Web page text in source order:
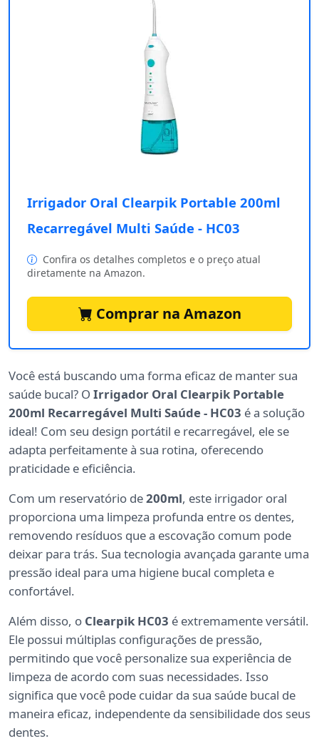
Irrigador Oral Clearpik Portable 200ml
Recarregável Multi Saúde - HC03
Confira os detalhes completos e o preço atual
diretamente na Amazon.
Comprar na Amazon
Você está buscando uma forma eficaz de manter sua
saúde bucal? O Irrigador Oral Clearpik Portable
200ml Recarregável Multi Saúde - HC03 é a solução
ideal! Com seu design portátil e recarregável, ele se
adapta perfeitamente à sua rotina, oferecendo
praticidade e eficiência.
Com um reservatório de200ml, este irrigador oral
proporciona uma limpeza profunda entre os dentes,
removendo resíduos que a escovação comum pode
deixar para trás. Sua tecnologia avançada garante uma
pressão ideal para uma higiene bucal completa e
confortável.
Além disso, o Clearpik HC03 é extremamente versátil.
Ele possui múltiplas configurações de pressão,
permitindo que você personalize sua experiência de
limpeza de acordo com suas necessidades. Isso
significa que você pode cuidar da sua saúde bucal de
maneira eficaz, independente da sensibilidade dos seus
dentes.